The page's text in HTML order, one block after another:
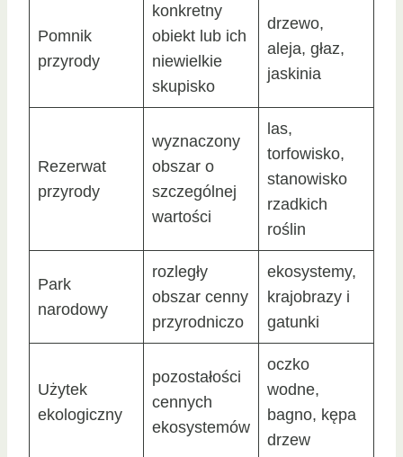
Pomnik
przyrody
konkretny
obiekt lub ich
niewielkie
skupisko
drzewo,
aleja, głaz,
jaskinia
Rezerwat
przyrody
wyznaczony
obszar o
szczególnej
wartości
las,
torfowisko,
stanowisko
rzadkich
roślin
Park
narodowy
rozległy
obszar cenny
przyrodniczo
ekosystemy,
krajobrazy i
gatunki
Użytek
ekologiczny
pozostałości
cennych
ekosystemów
oczko
wodne,
bagno, kępa
drzew